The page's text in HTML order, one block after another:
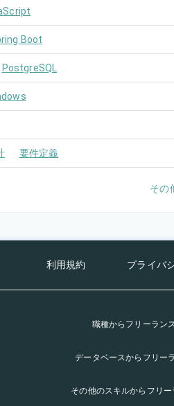
Boot
PostgreSQL
要件定義
その
利用規約 プライバ
職種からフリーラン
データベースからフリー
その他のスキルからフリー